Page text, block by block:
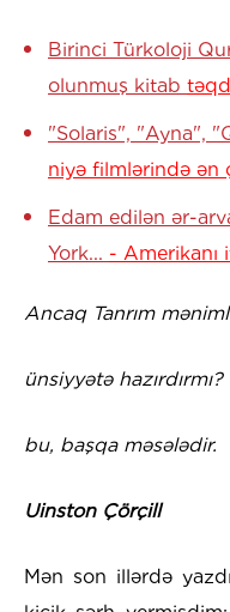
Birinci Türkoloji
olunmuş kitab
"Solaris", "Ayna",
niyə filmlərində ən
Edam edilən ər-
York... - Amerikanı
Ancaq Tanrım
ünsiyyətə hazırdırmı?
bu, başqa məsələdir.
Uinston Çörçill
Mən son illərdə